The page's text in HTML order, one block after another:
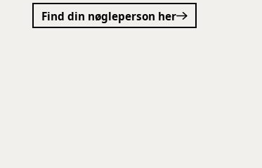
Find din nøgleperson her